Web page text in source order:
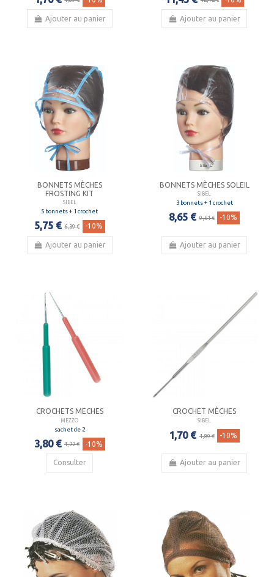
Ajouter au panier Ajouter au panier
BONNETS MÈCHES
FROSTING KIT
SIBEL
5 bonnets + 1 crochet
5,75 € 6,39 € -10%
Ajouter au panier
BONNETS MÈCHES SOLEIL
SIBEL
3 bonnets + 1 crochet
8,65 € 9,61 € -10%
Ajouter au panier
CROCHETS MECHES
MEZZO
sachet de 2
3,80 € 4,22 € -10%
Consulter
CROCHET MÈCHES
SIBEL
1,70 € 1,89 € -10%
Ajouter au panier